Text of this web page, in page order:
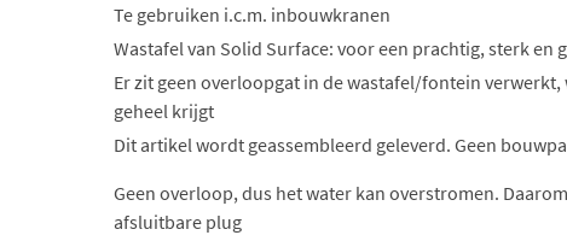
Te gebruiken i.c.m. inbouwkranen
Wastafel van Solid Surface: voor een prachtig, sterk en
Er zit geen overloopgat in de wastafel/fontein
geheel krijgt
Dit artikel wordt geassembleerd geleverd. Geen
Geen overloop, dus het water kan overstromen.
afsluitbare plug